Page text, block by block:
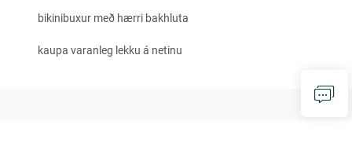
bikinibuxur með hærri bakhluta
kaupa varanleg lekku á netinu